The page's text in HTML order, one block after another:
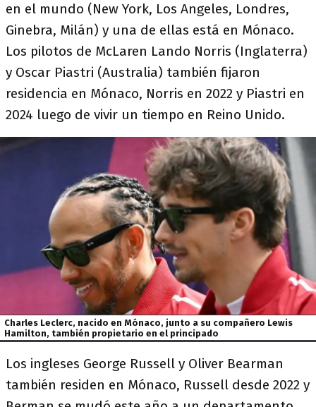
en el mundo (New York, Los Angeles, Londres,
Ginebra, Milán) y una de ellas está en Mónaco.
Los pilotos de McLaren Lando Norris (Inglaterra)
y Oscar Piastri (Australia) también fijaron
residencia en Mónaco, Norris en 2022 y Piastri en
2024 luego de vivir un tiempo en Reino Unido.
Charles Leclerc, nacido en Mónaco, junto a su compañero Lewis
Hamilton, también propietario en el principado
Los ingleses George Russell y Oliver Bearman
también residen en Mónaco, Russell desde 2022 y